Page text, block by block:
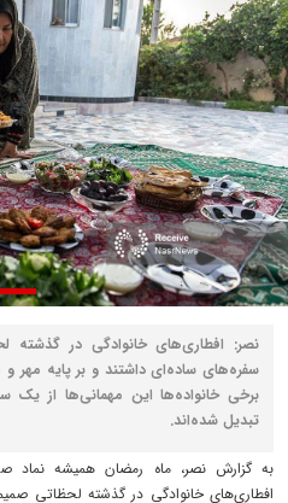
نصر: افطاری‌های خانوادگی در
سفره‌های ساده‌ای داشتند و بر پایه مهر
برخی خانواده‌ها این مهمانی‌ها از
تبدیل شده‌اند.
به گزارش نصر، ماه رمضان همیشه نماد
افطاری‌های خانوادگی در گذشته لحظاتی